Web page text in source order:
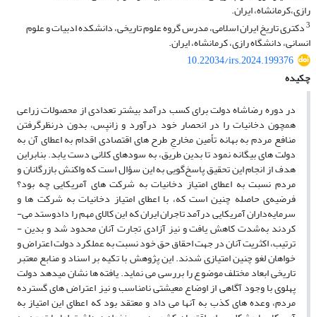
رازی،کرمانشاه، ایران.
3دکتری تاریخ ایران اسلامی، مدرس گروه علوم تاریخی، دانشکده ادبیات و علوم
انسانی، دانشگاه رازی، کرمانشاه، ایران.
10.22034/irs.2024.199376
چکیده
در دوره رضاشاه دولت برای کسب درآمد بیشتر تعدادی از محصولات زراعی
همچون دخانیات را در انحصار خود درآورد و زان­پس، بدون در‌نظرگرفتن
منافع مردم به بهانه تأمین مخارجِ طرح­ های اقتصادی اقدام به اعطای آن به
دولت­ های بیگانه نمود تا بدین­ طریق، به سودهای ­کلانی دست یابد. بنابراین
هدف از انجام این تحقیق پاسخ‌گویی به این سؤال است که واکنش بازرگانان و
مردم نسبت به اعطای امتیاز دخانیات به شرکت­ های آمریکایی چه بود؟
فرضیه‌ی حاصله چنین است که، با اعطای امتیاز دخانیات به شرکت­ ها و
سرمایه‌داران آمریکایی درآمد تاجران ایران که این کالای مهم را دادوستد می­
کردند به‌شدت کاهش یافت و نیز آزادی تجارت آنان محدود شد و بدین ­
ترتیب، اکثریت آنان در جهت احقاق حق خود نسبت به عملکرد دولت اعتراض و
خواهان لغو چنین امتیازی شدند. این پژوهش با تکیه بر اسناد و منابع معتبر
تاریخی ابعاد مختلف موضوع را بررسی می ­نماید. یافته ­ها نشان می­دهد دولت
پهلوی با وجود آگاهی از اوضاع معیشتی نامناسب و نیز اعتراض ­های گسترده
مردم، وعده­ های کذب به­ آن­ها می ­داد و معتقد بود که اعطای این امتیاز به